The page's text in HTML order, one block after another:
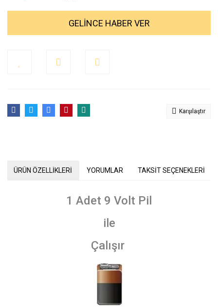
GELİNCE HABER VER
Karşılaştır
ÜRÜN ÖZELLİKLERİ YORUMLAR TAKSİT SEÇENEKLERİ
1 Adet 9 Volt Pil
ile
Çalışır